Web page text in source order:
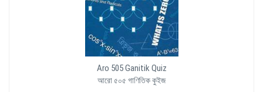
Aro 505 Ganitik Quiz
আরো ৫০৫ গাণিতিক কুইজ